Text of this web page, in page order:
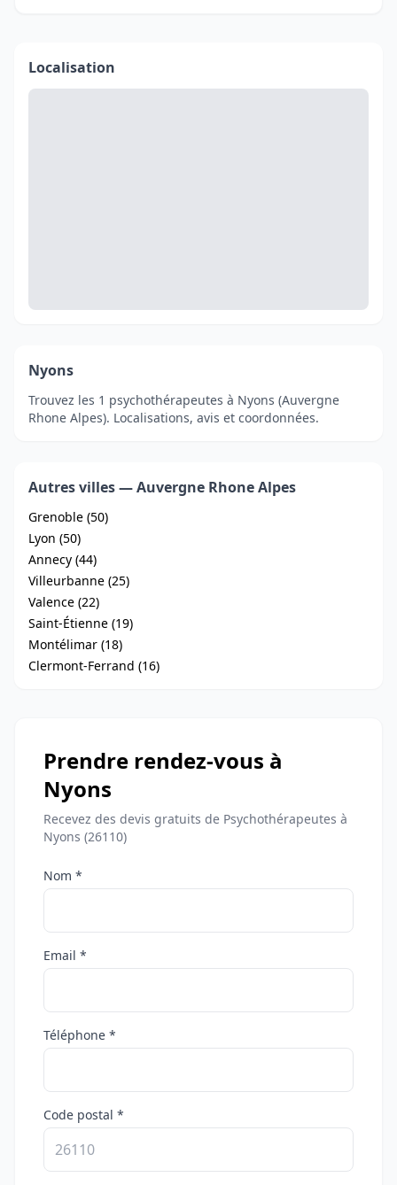
Localisation
Nyons
Trouvez les 1 psychothérapeutes à Nyons (Auvergne
Rhone Alpes). Localisations, avis et coordonnées.
Autres villes — Auvergne Rhone Alpes
Grenoble (50)
Lyon (50)
Annecy (44)
Villeurbanne (25)
Valence (22)
Saint-Étienne (19)
Montélimar (18)
Clermont-Ferrand (16)
Prendre rendez-vous à
Nyons
Recevez des devis gratuits de Psychothérapeutes à
Nyons (26110)
Nom *
Email *
Téléphone *
Code postal *